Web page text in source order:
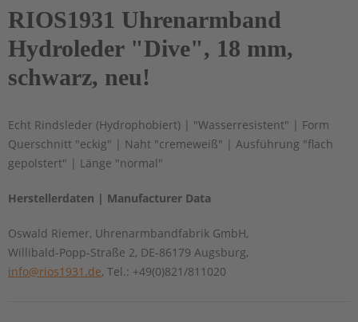
RIOS1931 Uhrenarmband
Hydroleder "Dive", 18 mm,
schwarz, neu!
Echt Rindsleder (Hydrophobiert) | "Wasserresistent" | Form
Querschnitt "eckig" | Naht "cremeweiß" | Ausführung "flach
gepolstert" | Länge "normal"
Herstellerdaten | Manufacturer Data
Oswald Riemer, Uhrenarmbandfabrik GmbH,
Willibald-Popp-Straße 2, DE-86179 Augsburg,
info@rios1931.de, Tel.: +49(0)821/811020